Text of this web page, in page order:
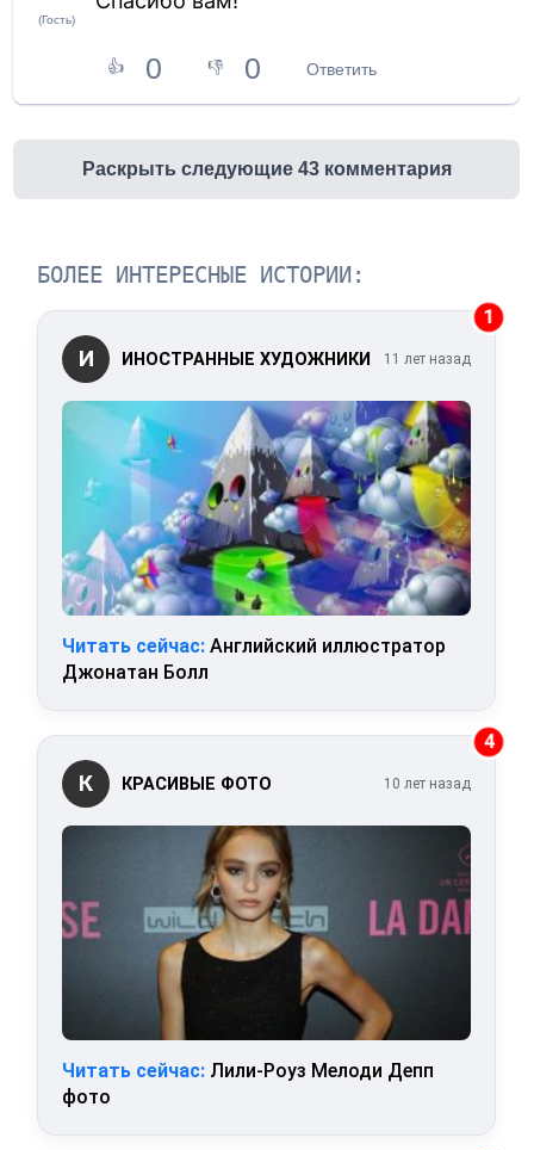
(Гость)
👍 0 👎 0 Ответить
Раскрыть следующие 43 комментария
БОЛЕЕ ИНТЕРЕСНЫЕ ИСТОРИИ:
1
И ИНОСТРАННЫЕ ХУДОЖНИКИ 11 лет назад
Читать сейчас: Английский иллюстратор
Джонатан Болл
4
К КРАСИВЫЕ ФОТО 10 лет назад
Читать сейчас: Лили-Роуз Мелоди Депп
фото